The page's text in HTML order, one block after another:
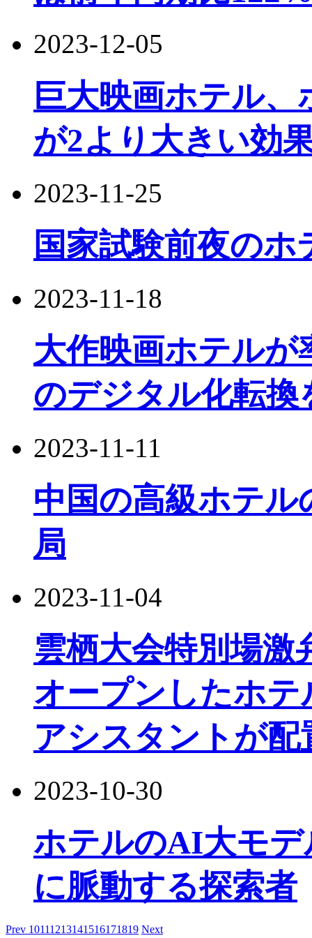
2023-12-05
巨大映画ホテル
が2より大きい効
2023-11-25
国家試験前夜の
2023-11-18
大作映画ホテル
のデジタル化転換
2023-11-11
中国の高級ホテ
局
2023-11-04
雲栖大会特別場激
オープンしたホ
アシスタントが
2023-10-30
ホテルのAI大モ
に脈動する探索者
Prev 10111213141516171819 Next